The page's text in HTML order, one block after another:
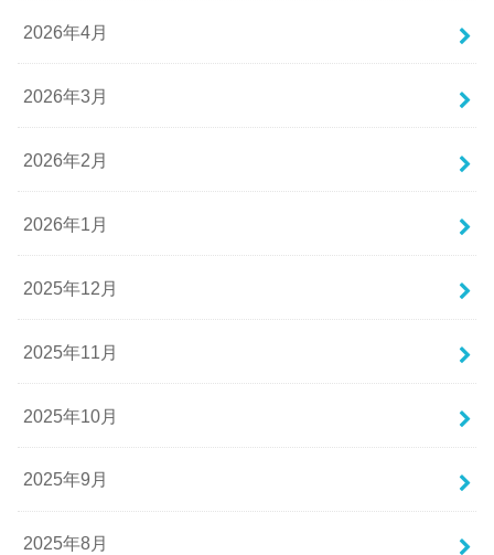
2026年4月
2026年3月
2026年2月
2026年1月
2025年12月
2025年11月
2025年10月
2025年9月
2025年8月